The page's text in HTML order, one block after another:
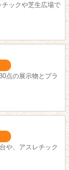
ックや芝生広場で
点の展示物とプラ
や、アスレチック